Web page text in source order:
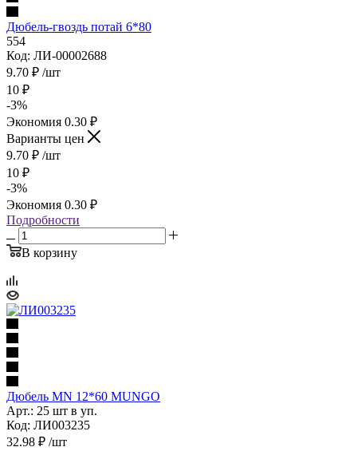
Дюбель-гвоздь потай 6*80
554
Код: ЛИ-00002688
9.70 ₽ /шт
10 ₽
-3%
Экономия 0.30 ₽
Варианты цен
9.70 ₽ /шт
10 ₽
-3%
Экономия 0.30 ₽
Подробности
В корзину
Дюбель MN 12*60 MUNGO
Арт.: 25 шт в уп.
Код: ЛИ003235
32.98 ₽ /шт